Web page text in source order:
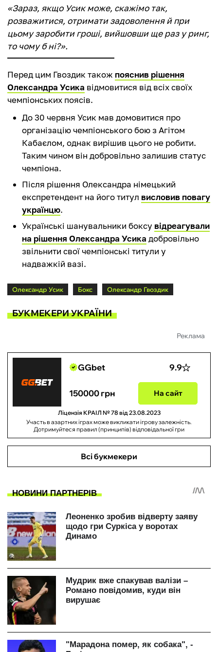
«Зараз, якщо Усик може, скажімо так,
розважитися, отримати задоволення й при
цьому заробити гроші, вийшовши ще раз у ринг,
то чому б ні?».
Перед цим Гвоздик також пояснив рішення
Олександра Усика відмовитися від всіх своїх
чемпіонських поясів.
До 30 червня Усик мав домовитися про
організацію чемпіонського бою з Агітом
Кабаєлом, однак вирішив цього не робити.
Таким чином він добровільно залишив статус
чемпіона.
Після рішення Олександра німецький
експретендент на його титул висловив повагу
українцю.
Українські шанувальники боксу відреагували
на рішення Олександра Усика добровільно
звільнити свої чемпіонські титули у
надважкій вазі.
Олександр Усик Бокс Олександр Гвоздик
БУКМЕКЕРИ УКРАЇНИ
Реклама
GGbet 9.9
150000 грн На сайт
Ліцензія КРАІЛ № 78 від 23.08.2023
Участь в азартних іграх може викликати ігрову залежність.
Дотримуйтеся правил (принципів) відповідальної гри
Всі букмекери